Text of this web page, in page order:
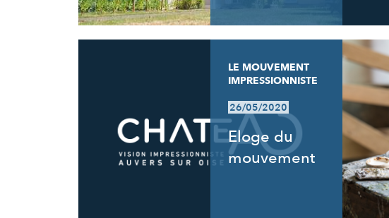
LE MOUVEMENT
IMPRESSIONNISTE
26/05/2020
Eloge du
mouvement